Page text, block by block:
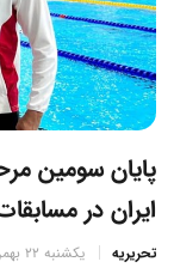
پایان سومین
ایران در
تحریریه یکشنبه 22 بهمن 1402 - 19:22